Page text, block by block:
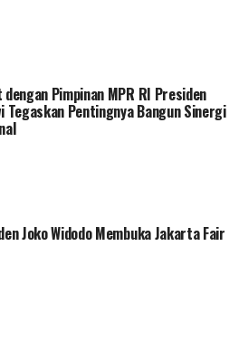
dengan Pimpinan MPR RI Presiden
Tegaskan Pentingnya Bangun Sinergi
Joko Widodo Membuka Jakarta Fair